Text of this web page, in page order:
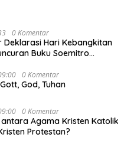
0 Komentar
Deklarasi Hari Kebangkitan
Buku Soemitro
& Simposium Nasional
Perekonomian Nasional dan
0 Komentar
God, Tuhan
0 Komentar
Agama Kristen Katolik
Protestan?